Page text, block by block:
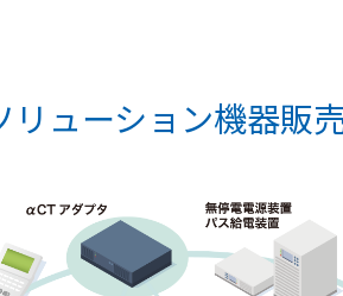
リューション機器販